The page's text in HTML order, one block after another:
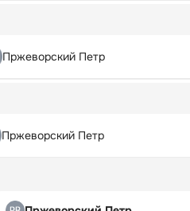
Пржеворский Петр
Пржеворский Петр